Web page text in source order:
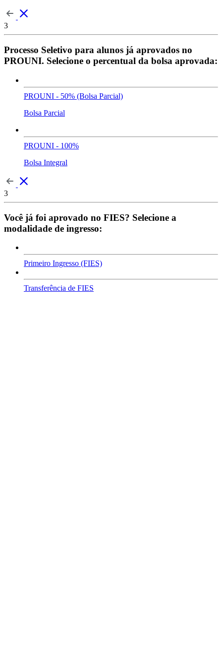
3
Processo Seletivo para alunos já aprovados no
PROUNI. Selecione o percentual da bolsa aprovada:
PROUNI - 50% (Bolsa Parcial)
Bolsa Parcial
PROUNI - 100%
Bolsa Integral
3
Você já foi aprovado no FIES? Selecione a
modalidade de ingresso:
Primeiro Ingresso (FIES)
Transferência de FIES